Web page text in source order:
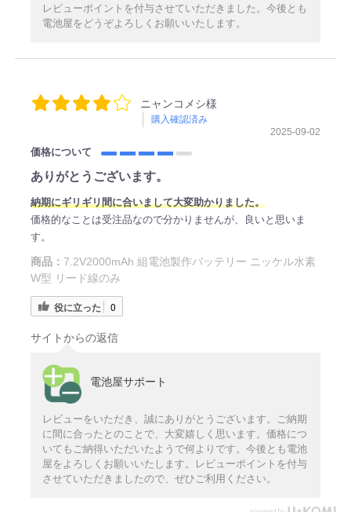
レビューポイントを付与させていただきました。今後とも
電池屋をどうぞよろしくお願いいたします。
ニャンコメシ様
購入確認済み
2025-09-02
価格について
ありがとうございます。
納期にギリギリ間に合いまして大変助かりました。
価格的なことは受注品なので分かりませんが、良いと思いま
す。
商品： 7.2V2000mAh 組電池製作バッテリー ニッケル水素
W型 リード線のみ
役に立った 0
サイトからの返信
電池屋サポート
レビューをいただき、誠にありがとうございます。ご納期
に間に合ったとのことで、大変嬉しく思います。価格につ
いてもご納得いただいたようで何よりです。今後とも電池
屋をよろしくお願いいたします。レビューポイントを付与
させていただきましたので、ぜひご利用ください。